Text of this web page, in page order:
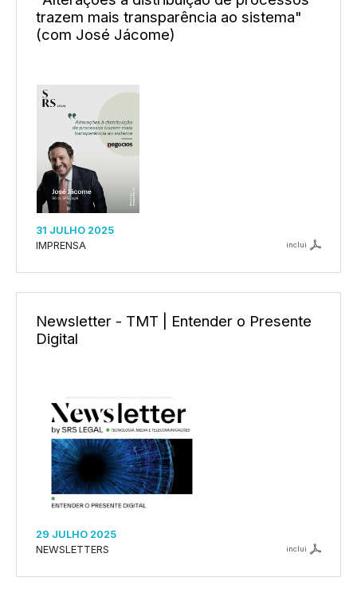
trazem mais transparência ao sistema"
(com José Jácome)
31 JULHO 2025
IMPRENSA
inclui
Newsletter - TMT | Entender o Presente
Digital
29 JULHO 2025
NEWSLETTERS
inclui